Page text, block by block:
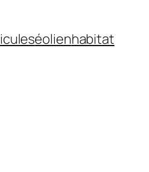
éolienhabitat